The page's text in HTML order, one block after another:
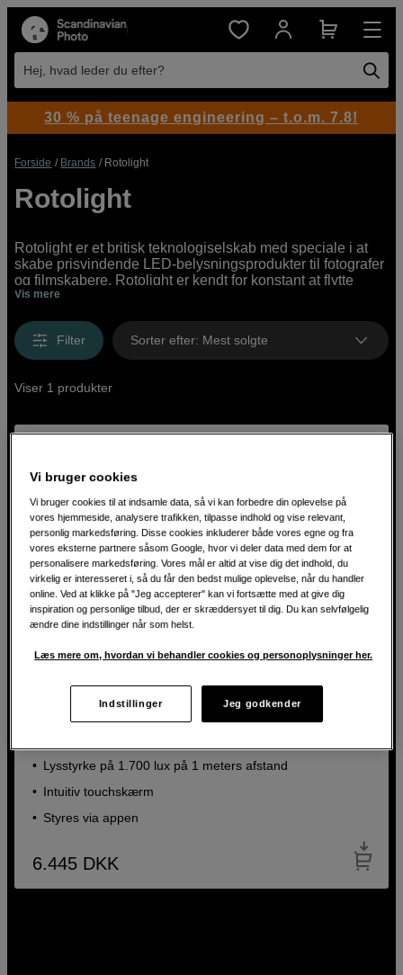
Hej, hvad leder du efter?
Forside Brands Rotolight
Rotolight
Rotolight er et britisk teknologiselskab med speciale i at
skabe prisvindende LED-belysningsprodukter til fotografer
og filmskabere. Rotolight er kendt for konstant at flytte
grænserne for innovation, og stræber efter at skabe
de kan realisere deres kreative vision og ambitioner.
kameralamper, belysningsstativer, softboxe, HSS-sendere,
Vis mere
Filter Sorter efter: Mest solgte
Viser 1 produkter
Rund RGB-lampe med høj effekt og flashfunktion
Lysstyrke på 1.700 lux på 1 meters afstand
Intuitiv touchskærm
Styres via appen
6.445 DKK
30 % på teenage engineering – t.o.m. 7.8!
Vi bruger cookies
Vi bruger cookies til at indsamle data, så vi kan forbedre din oplevelse på
vores hjemmeside, analysere trafikken, tilpasse indhold og vise relevant,
personlig markedsføring. Disse cookies inkluderer både vores egne og fra
vores eksterne partnere såsom Google, hvor vi deler data med dem for at
personalisere markedsføring. Vores mål er altid at vise dig det indhold, du
virkelig er interesseret i, så du får den bedst mulige oplevelse, når du handler
online. Ved at klikke på "Jeg accepterer" kan vi fortsætte med at give dig
inspiration og personlige tilbud, der er skræddersyet til dig. Du kan selvfølgelig
ændre dine indstillinger når som helst.
Læs mere om, hvordan vi behandler cookies og personoplysninger her.
Indstillinger Jeg godkender